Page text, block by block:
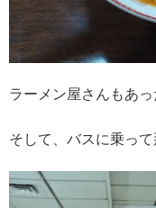
ラーメン屋さんもあ
そして、バスに乗っ